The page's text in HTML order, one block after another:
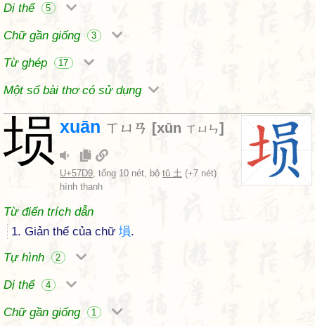
Dị thể 5
Chữ gần giống 3
Từ ghép 17
Một số bài thơ có sử dụng
埙 xuān ㄒㄩㄢ [xūn ㄒㄩㄣ]
U+57D9, tổng 10 nét, bộ tǔ 土 (+7 nét)
hình thanh
Từ điển trích dẫn
1. Giản thể của chữ 塤.
Tự hình
2
Dị thể 4
Chữ gần giống 1